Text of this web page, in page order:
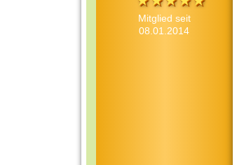
Mitglied seit
08.01.2014